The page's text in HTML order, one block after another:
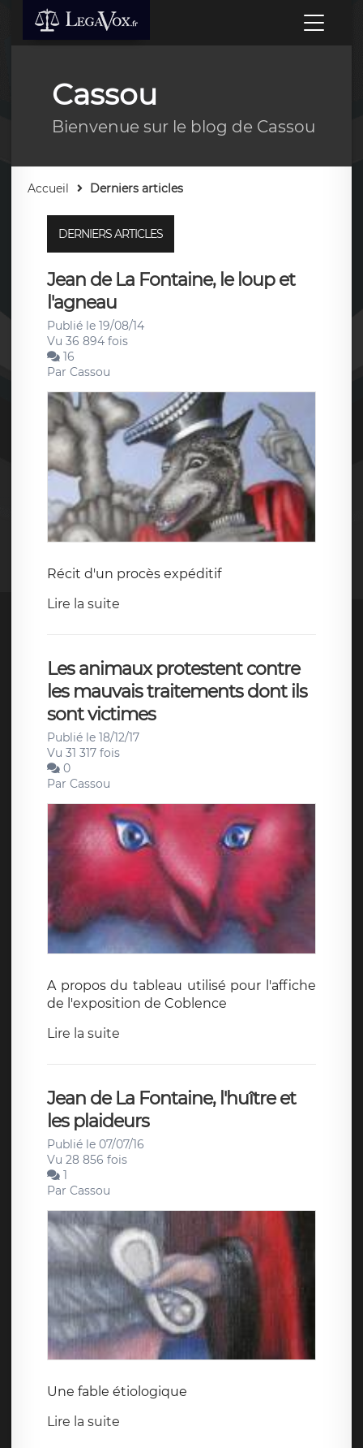
Cassou
Bienvenue sur le blog de Cassou
Accueil Derniers articles
DERNIERS ARTICLES
Jean de La Fontaine, le loup et
l'agneau
Publié le 19/08/14
Vu 36 894 fois
16
Par Cassou
Récit d'un procès expéditif
Lire la suite
Les animaux protestent contre
les mauvais traitements dont ils
sont victimes
Publié le 18/12/17
Vu 31 317 fois
0
Par Cassou
A propos du tableau utilisé pour l'affiche
de l'exposition de Coblence
Lire la suite
Jean de La Fontaine, l'huître et
les plaideurs
Publié le 07/07/16
Vu 28 856 fois
1
Par Cassou
Une fable étiologique
Lire la suite